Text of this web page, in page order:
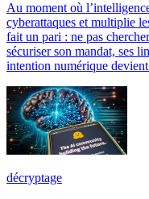
Au moment où
cyberattaques et multiplie
fait un pari : ne pas
sécuriser son mandat, ses
intention numérique
décryptage